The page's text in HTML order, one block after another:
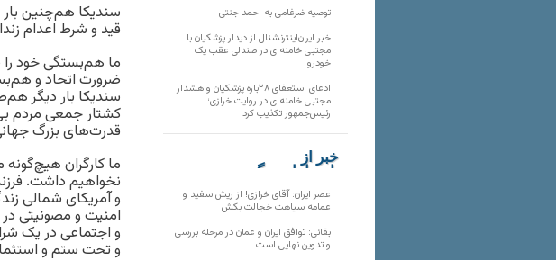
سندیکا هم‌چنین بار
قید‌ و شرط اعدام
ما هم‌بستگی خود را
ضرورت اتحاد و‌
سندیکا بار دیگر
کشتار جمعی مردم
قدرت‌های بزرگ
ما کارگران
نخواهیم داشت.
و آمریکای شمالی
امنیت و‌ مصونیتی
و اجتماعی در یک
و ‌تحت ستم و
توصیه ضرغامی به احمد جنتی
خبر ایران‌اینترنشنال از دیدار پزشکیان با
مجتبی خامنه‌ای در صندلی عقب یک
خودرو
ادعای استعفای ۲۸باره پزشکیان و هشدار
مجتبی خامنه‌ای در روایت خرازی؛
رئیس‌جمهور تکذیب کرد
خبر از
تارنماهای دیگر
عصر ایران: آقای خرازی! از ریش سفید و
عمامه سیاهت خجالت بکش
بقائی: توافق ایران و عمان در مرحله بررسی
و تدوین نهایی است